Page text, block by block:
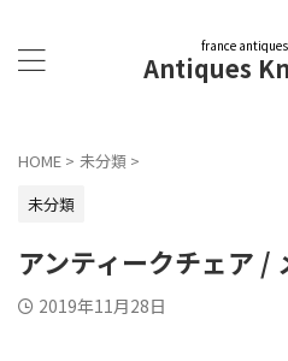
france
Antiques
HOME > 未分類 >
未分類
アンティークチェア /
2019年11月28日